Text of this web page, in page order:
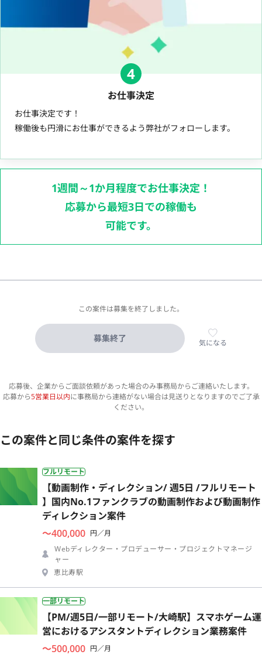
4
お仕事決定
お仕事決定です！
稼働後も円滑にお仕事ができるよう弊社がフォローします。
1週間～1か月程度でお仕事決定！
応募から最短3日での稼働も
可能です。
この案件は募集を終了しました。
募集終了 気になる
応募後、企業からご面談依頼があった場合のみ事務局からご連絡いたします。
応募から5営業日以内に事務局から連絡がない場合は見送りとなりますのでご了承
ください。
この案件と同じ条件の案件を探す
フルリモート
【動画制作・ディレクション/ 週5日 /フルリモート
】国内No.1ファンクラブの動画制作および動画制作
ディレクション案件
〜400,000 円／月
Webディレクター・プロデューサー・プロジェクトマネージ
ャー
恵比寿駅
一部リモート
【PM/週5日/一部リモート/大崎駅】スマホゲーム運
営におけるアシスタントディレクション業務案件
〜500,000 円／月